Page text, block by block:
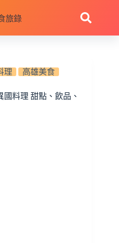
旅錄
理
高雄美食
料理 甜點、飲品、